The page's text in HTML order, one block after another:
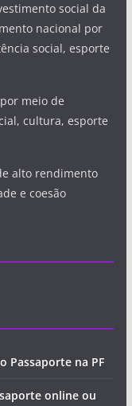
social da
nacional por
social, esporte
meio de
cultura, esporte
alto rendimento
e coesão
Passaporte na PF
online ou